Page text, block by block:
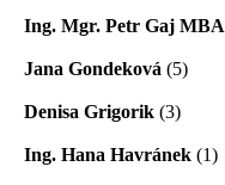
Ing. Mgr. Petr Gaj MBA
Jana Gondeková (5)
Denisa Grigorik (3)
Ing. Hana Havránek (1)